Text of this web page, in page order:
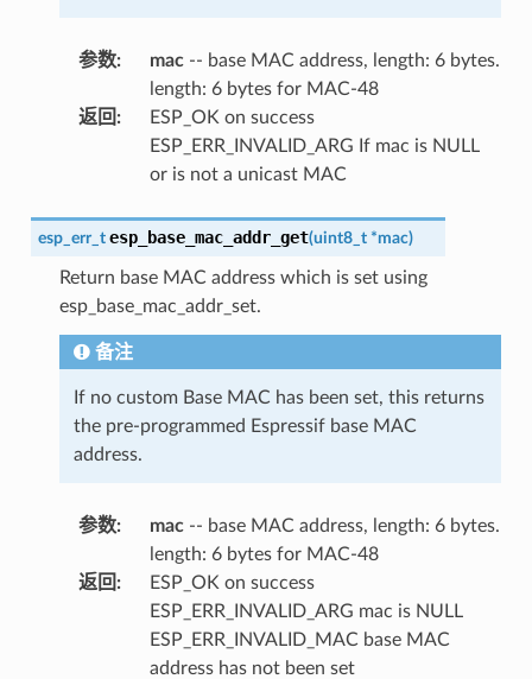
参数: mac-- base MAC address, length: 6 bytes.
length: 6 bytes for MAC-48
返回 :
ESP_OK on success
ESP_ERR_INVALID_ARG If mac is NULL
or is not a unicast MAC
esp_err_t esp_base_mac_addr_get(uint8_t *mac)
Return base MAC address which is set using
esp_base_mac_addr_set.
备注
If no custom Base MAC has been set, this returns
the pre-programmed Espressif base MAC
address.
参数: mac-- base MAC address, length: 6 bytes.
length: 6 bytes for MAC-48
返回 :
ESP_OK on success
ESP_ERR_INVALID_ARG mac is NULL
ESP_ERR_INVALID_MAC base MAC
address has not been set